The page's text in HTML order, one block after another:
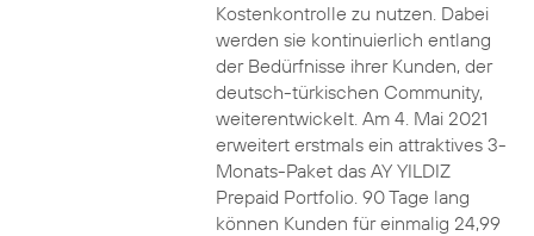
Kostenkontrolle zu nutzen. Dabei
werden sie kontinuierlich entlang
der Bedürfnisse ihrer Kunden, der
deutsch-türkischen Community,
weiterentwickelt. Am 4. Mai 2021
erweitert erstmals ein attraktives 3-
Monats-Paket das AY YILDIZ
Prepaid Portfolio. 90 Tage lang
können Kunden für einmalig 24,99